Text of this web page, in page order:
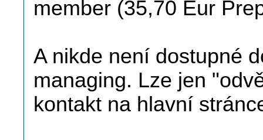
member (35,70 Eur
A nikde není dostupné
managing. Lze jen
kontakt na hlavní